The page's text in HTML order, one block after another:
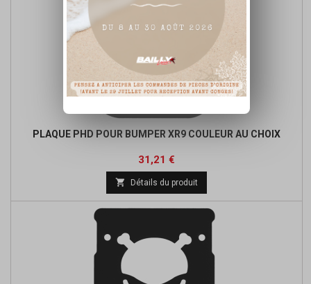
PLAQUE PHD POUR BUMPER XR9 COULEUR AU CHOIX
Prix
31,21 €
base
 Détails du produit